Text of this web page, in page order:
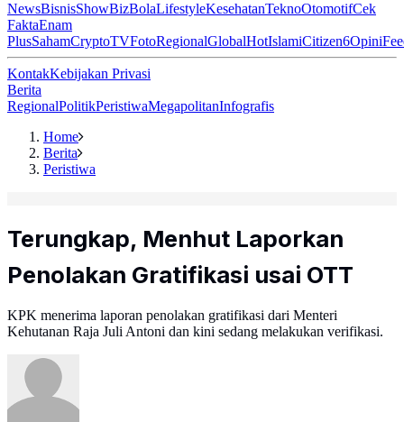
NewsBisnisShowBizBolaLifestyleKesehatanTeknoOtomotifCek
FaktaEnam
PlusSahamCryptoTVFotoRegionalGlobalHotIslamiCitizen6Opini
KontakKebijakan Privasi
Berita
RegionalPolitikPeristiwaMegapolitanInfografis
Home
Berita
Peristiwa
Terungkap, Menhut Laporkan
Penolakan Gratifikasi usai OTT
KPK menerima laporan penolakan gratifikasi dari Menteri
Kehutanan Raja Juli Antoni dan kini sedang melakukan verifikasi.